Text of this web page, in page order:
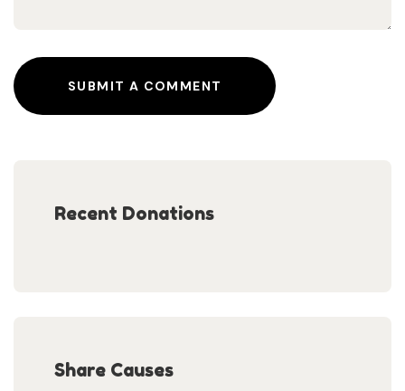
SUBMIT A COMMENT
Recent Donations
Share Causes